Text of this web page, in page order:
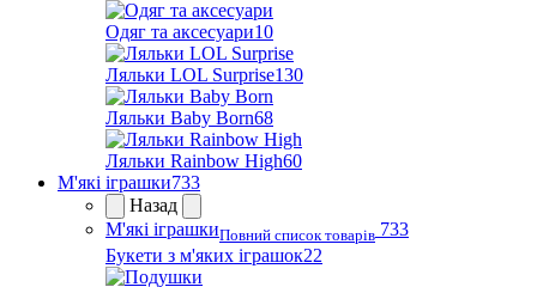
Одяг та аксесуари10
Ляльки LOL Surprise130
Ляльки Baby Born68
Ляльки Rainbow High60
М'які іграшки733
Назад
М'які іграшкиПовний список товарів 733
Букети з м'яких іграшок22